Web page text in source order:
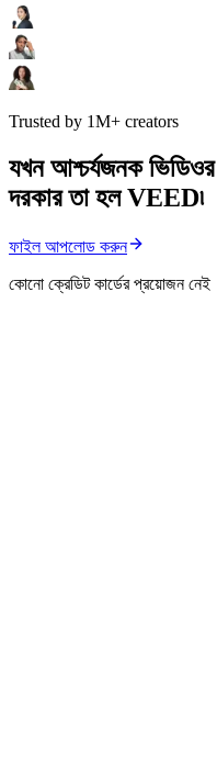
Trusted by 1M+ creators
যখন আশ্চর্যজনক
দরকার তা হল VEED৷
ফাইল আপলোড করুন
কোনো ক্রেডিট কার্ডের প্রয়োজন নেই